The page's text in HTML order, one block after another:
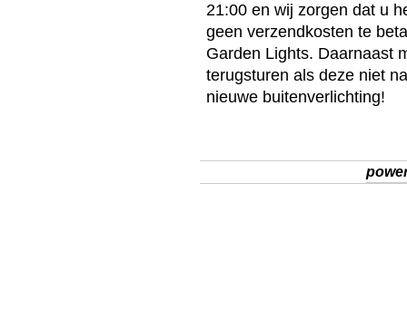
21:00 en wij zorgen dat u
geen verzendkosten te
Garden Lights. Daarnaast
terugsturen als deze niet
nieuwe buitenverlichting!